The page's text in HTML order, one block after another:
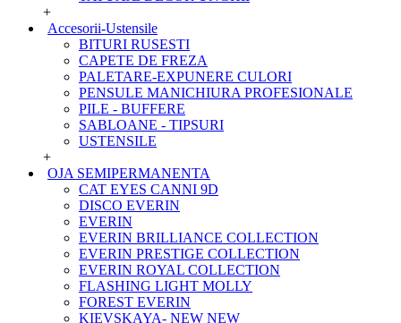
+
Accesorii-Ustensile
BITURI RUSESTI
CAPETE DE FREZA
PALETARE-EXPUNERE CULORI
PENSULE MANICHIURA PROFESIONALE
PILE - BUFFERE
SABLOANE - TIPSURI
USTENSILE
+
OJA SEMIPERMANENTA
CAT EYES CANNI 9D
DISCO EVERIN
EVERIN
EVERIN BRILLIANCE COLLECTION
EVERIN PRESTIGE COLLECTION
EVERIN ROYAL COLLECTION
FLASHING LIGHT MOLLY
FOREST EVERIN
KIEVSKAYA- NEW NEW